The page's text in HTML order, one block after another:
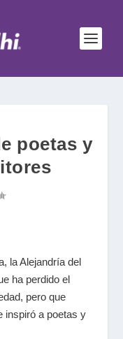
poetas y
la Alejandría del
ha perdido el
pero que
inspiró a poetas y